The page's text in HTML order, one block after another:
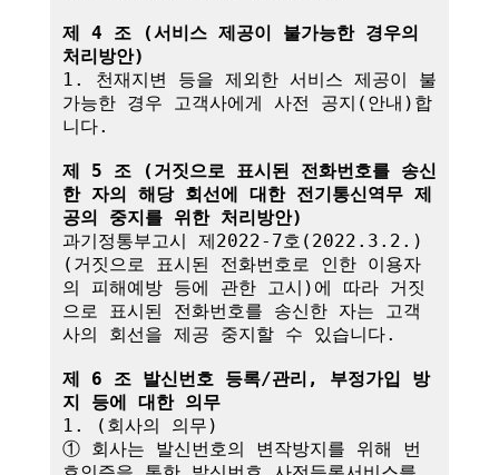
제 4 조 (서비스 제공이 불가능한 경우의
처리방안)
1. 천재지변 등을 제외한 서비스 제공이 불
가능한 경우 고객사에게 사전 공지(안내)합
니다.
제 5 조 (거짓으로 표시된 전화번호를 송신
한 자의 해당 회선에 대한 전기통신역무 제
공의 중지를 위한 처리방안)
과기정통부고시 제2022-7호(2022.3.2.)
(거짓으로 표시된 전화번호로 인한 이용자
의 피해예방 등에 관한 고시)에 따라 거짓
으로 표시된 전화번호를 송신한 자는 고객
사의 회선을 제공 중지할 수 있습니다.
제 6 조 발신번호 등록/관리, 부정가입 방
지 등에 대한 의무
1. (회사의 의무)
① 회사는 발신번호의 변작방지를 위해 번